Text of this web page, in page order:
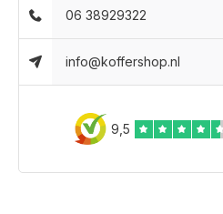
06 38929322
info@koffershop.nl
9,5